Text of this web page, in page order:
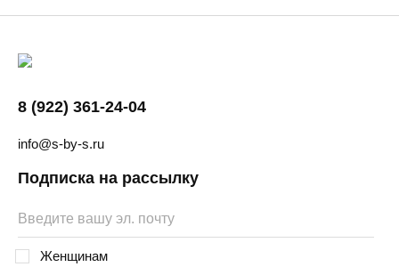
8 (922) 361-24-04
info@s-by-s.ru
Подписка на рассылку
Женщинам